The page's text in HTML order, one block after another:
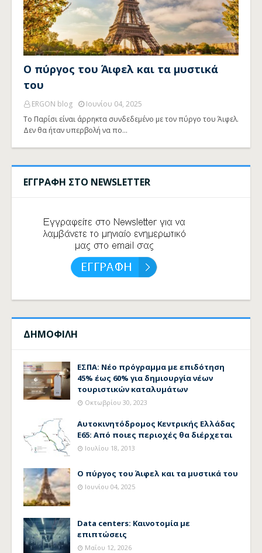
Ο πύργος του Άιφελ και τα μυστικά
του
ERGON blog
Ιουνίου 04, 2025
Το Παρίσι είναι άρρηκτα συνδεδεμένο με τον πύργο του Άιφελ.
Δεν θα ήταν υπερβολή να πο…
ΕΓΓΡΑΦΗ ΣΤΟ NEWSLETTER
ΔΗΜΟΦΙΛΗ
ΕΣΠΑ: Νέο πρόγραμμα με επιδότηση
45% έως 60% για δημιουργία νέων
τουριστικών καταλυμάτων
Οκτωβρίου 30, 2023
Αυτοκινητόδρομος Κεντρικής Ελλάδας
Ε65: Από ποιες περιοχές θα διέρχεται
Ιουλίου 18, 2013
Ο πύργος του Άιφελ και τα μυστικά του
Ιουνίου 04, 2025
Data centers: Καινοτομία με
επιπτώσεις
Μαΐου 12, 2026